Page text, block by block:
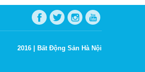
2016 | Bất Động Sản Hà Nội